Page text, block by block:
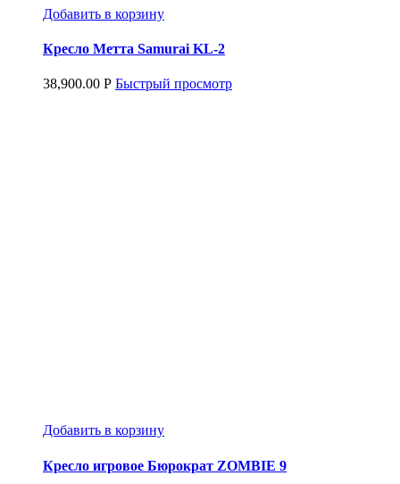
Добавить в корзину
Кресло Метта Samurai KL-2
38,900.00 Р Быстрый просмотр
Добавить в корзину
Кресло игровое Бюрократ ZOMBIE 9